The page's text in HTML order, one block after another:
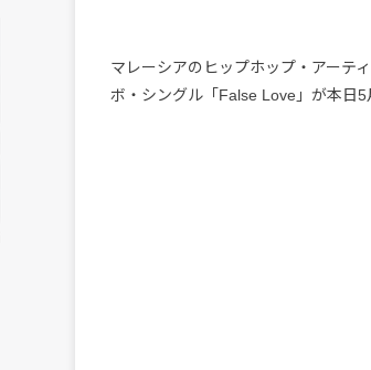
マレーシアのヒップホップ・アーテ
ボ・シングル「False Love」が本日5